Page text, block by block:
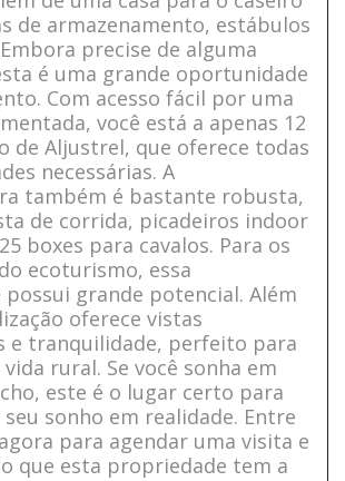
de armazenamento, estábulos
precise de alguma
é uma grande oportunidade
Com acesso fácil por uma
você está a apenas 12
de Aljustrel, que oferece todas
necessárias. A
também é bastante robusta,
de corrida, picadeiros indoor
boxes para cavalos. Para os
ecoturismo, essa
grande potencial. Além
oferece vistas
e tranquilidade, perfeito para
rural. Se você sonha em
este é o lugar certo para
sonho em realidade. Entre
para agendar uma visita e
que esta propriedade tem a